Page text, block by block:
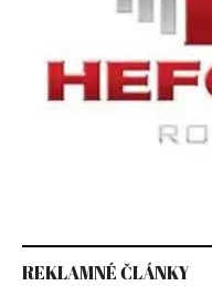
REKLAMNÉ ČLÁNKY